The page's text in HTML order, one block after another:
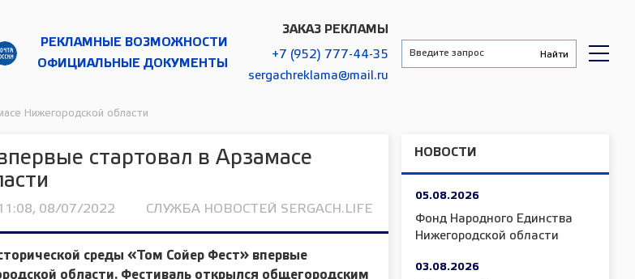
РЕКЛАМНЫЕ ВОЗМОЖНОСТИ
ОФИЦИАЛЬНЫЕ ДОКУМЕНТЫ
ЗАКАЗ РЕКЛАМЫ
+7 (952) 777-44-35
sergachreklama@mail.ru
Нижегородской области
стартовал в Арзамасе
08/07/2022 СЛУЖБА НОВОСТЕЙ SERGACH.LIFE
среды «Том Сойер Фест» впервые
области. Фестиваль открылся общегородским
НОВОСТИ
05.08.2026
Фонд Народного Единства
Нижегородской области
03.08.2026